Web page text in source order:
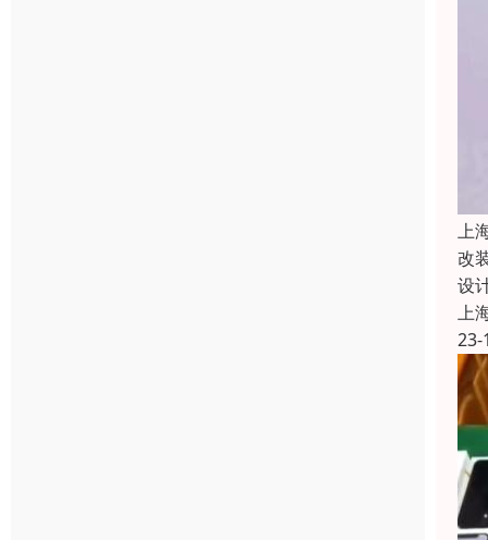
上
改
设
上
23-